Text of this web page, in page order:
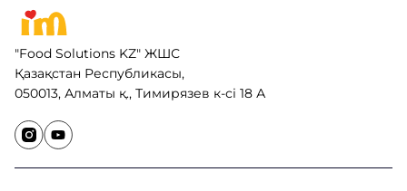
"Food Solutions KZ" ЖШС
Қазақстан Республикасы,
050013, Алматы қ., Тимирязев к-сі 18 А